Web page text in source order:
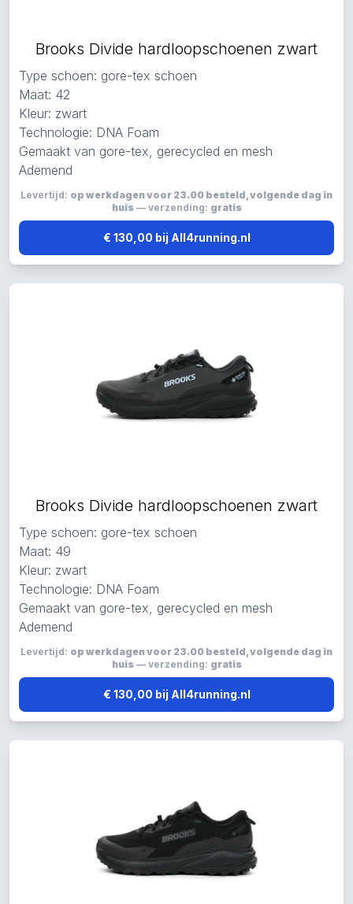
Brooks Divide hardloopschoenen zwart
Type schoen: gore-tex schoen
Maat: 42
Kleur: zwart
Technologie: DNA Foam
Gemaakt van gore-tex, gerecycled en mesh
Ademend
Levertijd: op werkdagen voor 23.00 besteld, volgende dag in
huis— verzending: gratis
€ 130,00 bij All4running.nl
Brooks Divide hardloopschoenen zwart
Type schoen: gore-tex schoen
Maat: 49
Kleur: zwart
Technologie: DNA Foam
Gemaakt van gore-tex, gerecycled en mesh
Ademend
Levertijd: op werkdagen voor 23.00 besteld, volgende dag in
huis— verzending: gratis
€ 130,00 bij All4running.nl